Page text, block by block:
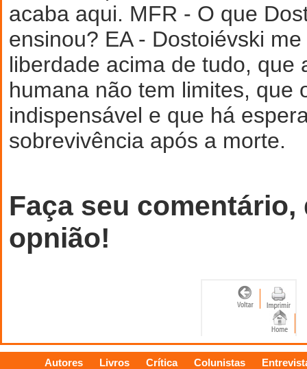
Faça seu comentário,
opnião!
Autores Livros Crítica Colunistas